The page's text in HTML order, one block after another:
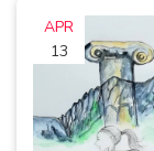
APR
13